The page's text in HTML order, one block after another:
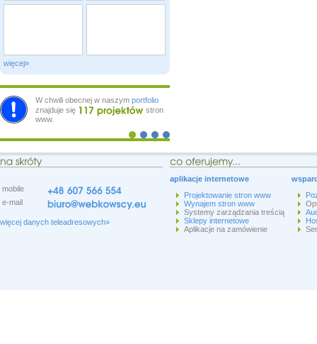
więcej»
W chwili obecnej w naszym portfolio
znajduje się
stron
www.
mobile
e-mail
więcej danych teleadresowych»
aplikacje internetowe
Projektowanie stron www
Wynajem stron www
Systemy zarządzania treścią
Sklepy internetowe
Aplikacje na zamówienie